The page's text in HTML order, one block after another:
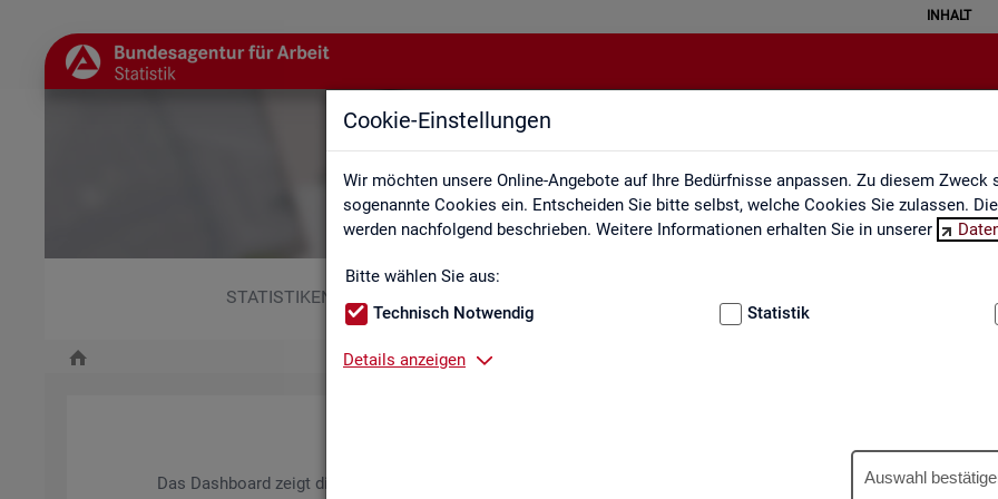
Cookie-Einstellungen
Wir möchten unsere Online-Angebote auf Ihre Bedürfnisse anpassen. Zu diesem Zweck
sogenannte Cookies ein. Entscheiden Sie bitte selbst, welche Cookies Sie zulassen.
werden nachfolgend beschrieben. Weitere Informationen erhalten Sie in unserer
Bitte wählen Sie aus:
Technisch Notwendig
Statistik
Details anzeigen
Auswahl
INHALT
Ausbildungsmarkt
STATISTIKEN
Das Da­sh­board zeigt die wich­tigs­ten Daten zum Aus­bil­dungs­markt in in­ter­ak­ti­ven Gra­fi­ken und Ta­bel­len. Für